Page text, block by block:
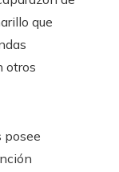
que
otros
posee